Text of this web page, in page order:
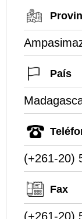
País
(+261-20)
Fax
(+261-20)